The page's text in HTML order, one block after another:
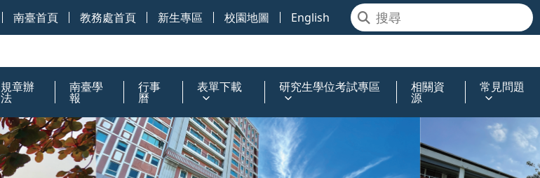
南臺首頁 教務處首頁 新生專區 校園地圖 English
規章辦
法
南臺學
報
行事
曆
表單下載 研究生學位考試專區 相關資
源
常見問題